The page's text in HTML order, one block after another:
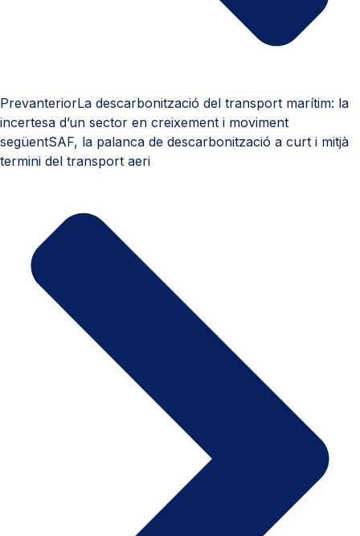
PrevanteriorLa descarbonització del transport marítim: la
incertesa d’un sector en creixement i moviment
següentSAF, la palanca de descarbonització a curt i mitjà
termini del transport aeri